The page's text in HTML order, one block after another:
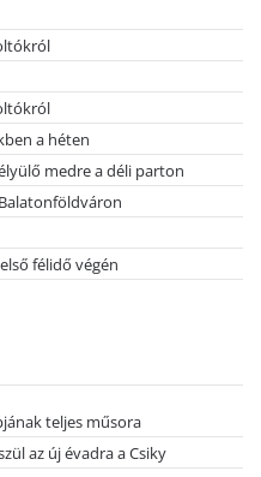
a héten
medre a déli parton
félidő végén
teljes műsora
az új évadra a Csiky